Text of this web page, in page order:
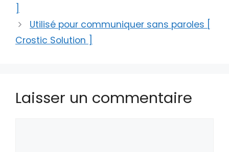
Utilisé pour communiquer sans paroles [
Crostic Solution ]
Laisser un commentaire